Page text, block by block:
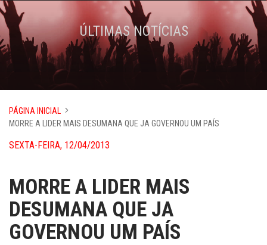
ÚLTIMAS NOTÍCIAS
PÁGINA INICIAL
MORRE A LIDER MAIS DESUMANA QUE JA GOVERNOU UM PAÍS
SEXTA-FEIRA, 12/04/2013
MORRE A LIDER MAIS
DESUMANA QUE JA
GOVERNOU UM PAÍS